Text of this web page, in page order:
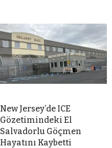
New Jersey’de ICE
Gözetimindeki El
Salvadorlu Göçmen
Hayatını Kaybetti